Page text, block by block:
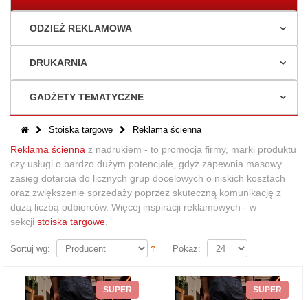
ODZIEŻ REKLAMOWA
DRUKARNIA
GADŻETY TEMATYCZNE
Stoiska targowe Reklama ścienna
Reklama ścienna z nadrukiem - to promocja firmy, marki produktu
czy usługi o bardzo dużym potencjale, gdyż zapewnia masowy
zasięg dotarcia do licznych grup docelowych o niskich kosztach
oraz zwiększenie sprzedaży poprzez skuteczną komunikację z
dużą liczbą odbiorców. Więcej inspiracji reklamowych - w
sekcji stoiska targowe
Sortuj wg: Pokaż:
SUPER SUPER